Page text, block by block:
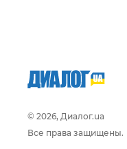
© 2026, Диалог.ua
Все права защищены.